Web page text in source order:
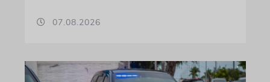
07.08.2026